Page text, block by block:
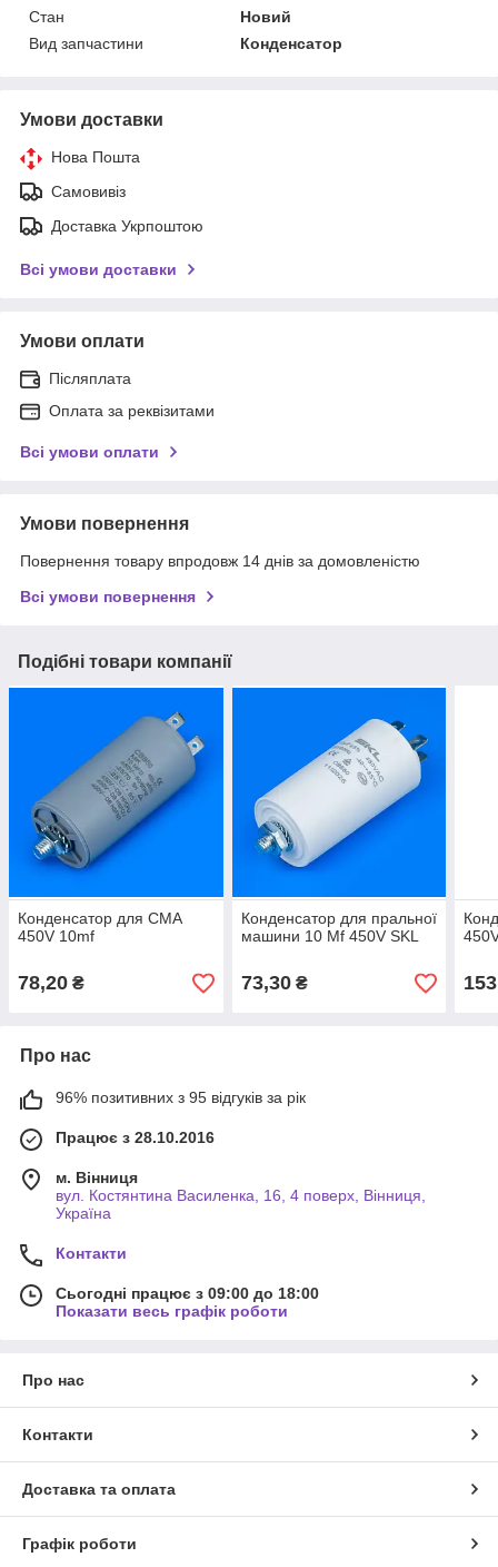
Стан
Новий
Вид запчастини
Конденсатор
Умови доставки
Нова Пошта
Самовивіз
Доставка Укрпоштою
Всі умови доставки
Умови оплати
Післяплата
Оплата за реквізитами
Всі умови оплати
Умови повернення
Повернення товару впродовж 14 днів за домовленістю
Всі умови повернення
Подібні товари компанії
Конденсатор для СМА
450V 10mf
78,20 ₴
Конденсатор для пральної
машини 10 Mf 450V SKL
73,30₴ 153
Про нас
96% позитивних з 95 відгуків за рік
Працює з 28.10.2016
м. Вінниця
вул. Костянтина Василенка, 16, 4 поверх, Вінниця,
Україна
Контакти
Сьогодні працює з 09:00 до 18:00
Показати весь графік роботи
Про нас
Контакти
Доставка та оплата
Графік роботи